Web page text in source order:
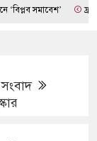
সমাবেশ’ ফ্রান্সে